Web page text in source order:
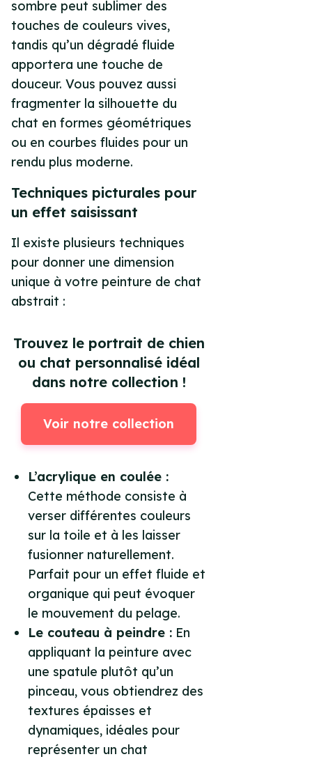
sombre peut sublimer des
touches de couleurs vives,
tandis qu’un dégradé fluide
apportera une touche de
douceur. Vous pouvez aussi
fragmenter la silhouette du
chat en formes géométriques
ou en courbes fluides pour un
rendu plus moderne.
Techniques picturales pour
un effet saisissant
Il existe plusieurs techniques
pour donner une dimension
unique à votre peinture de chat
abstrait :
Trouvez le portrait de chien
ou chat personnalisé idéal
dans notre collection !
Voir notre collection
L’acrylique en coulée :
Cette méthode consiste à
verser différentes couleurs
sur la toile et à les laisser
fusionner naturellement.
Parfait pour un effet fluide et
organique qui peut évoquer
le mouvement du pelage.
Le couteau à peindre : En
appliquant la peinture avec
une spatule plutôt qu’un
pinceau, vous obtiendrez des
textures épaisses et
dynamiques, idéales pour
représenter un chat